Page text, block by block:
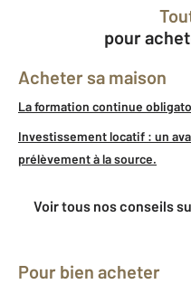
pour
Acheter sa maison
La formation continue
Investissement locatif : un
prélèvement à la source.
Voir tous nos conseils
Pour bien acheter